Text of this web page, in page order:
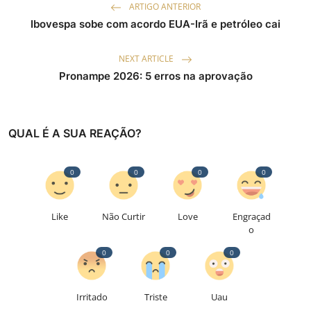
ARTIGO ANTERIOR
Ibovespa sobe com acordo EUA-Irã e petróleo cai
NEXT ARTICLE
Pronampe 2026: 5 erros na aprovação
QUAL É A SUA REAÇÃO?
Like
0
Não Curtir
0
Love
0
Engraçad
o
0
Irritado
0
Triste
0
Uau
0